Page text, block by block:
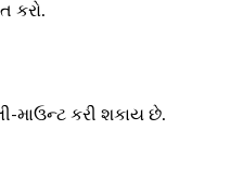
કરો.
માઉન્ટ કરી શકાય છે.